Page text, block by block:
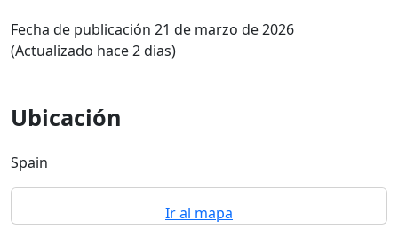
Fecha de publicación 21 de marzo de 2026
(Actualizado hace 2 dias)
Ubicación
Spain
Ir al mapa